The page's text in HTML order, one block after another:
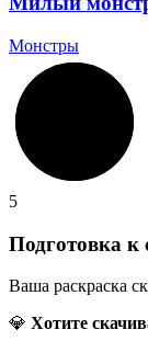
Монстры
5
Подготовка к
Ваша раскраска
💎 Хотите